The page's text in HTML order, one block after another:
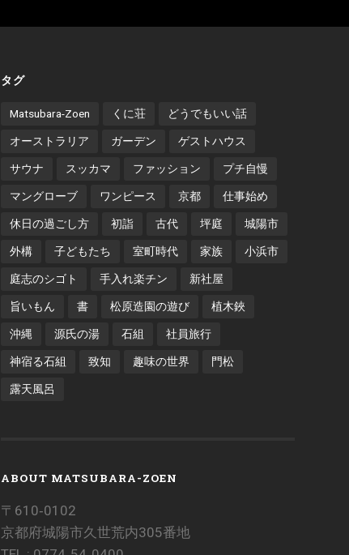
タグ
Matsubara-Zoen くに荘 どうでもいい話
オーストラリア ガーデン ゲストハウス
サウナ スッカマ ファッション プチ自慢
マングローブ ワンピース 京都 仕事始め
休日の過ごし方 初詣 古代 坪庭 城陽市
外構 子どもたち 室町時代 家族 小浜市
庭志のシゴト 手入れ楽チン 新社屋
旨いもん 書 松原造園の遊び 植木鋏
沖縄 源氏の湯 石組 社員旅行
神宿る石組 致知 趣味の世界 門松
露天風呂
ABOUT MATSUBARA-ZOEN
〒610‐0102
京都府城陽市久世荒内305番地